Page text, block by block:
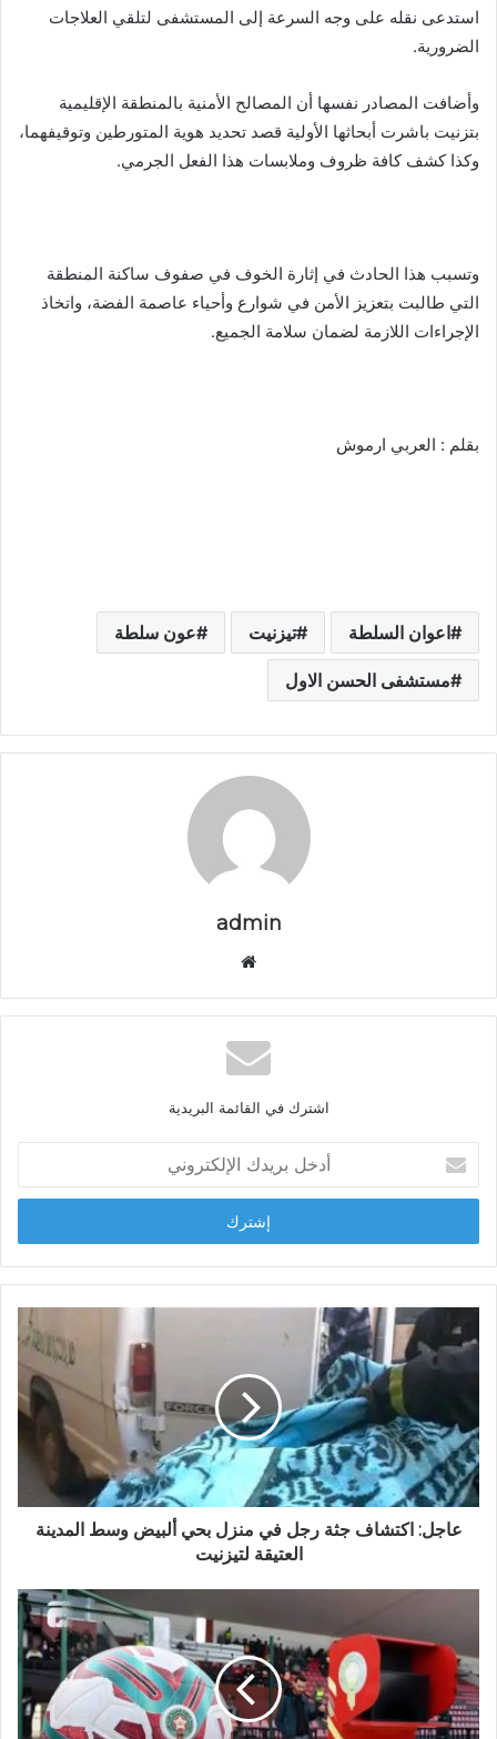
استدعى نقله على وجه السرعة إلى المستشفى لتلقي العلاجات
الضرورية.
وأضافت المصادر نفسها أن المصالح الأمنية بالمنطقة الإقليمية
بتزنيت باشرت أبحاثها الأولية قصد تحديد هوية المتورطين وتوقيفهما،
وكذا كشف كافة ظروف وملابسات هذا الفعل الجرمي.
وتسبب هذا الحادث في إثارة الخوف في صفوف ساكنة المنطقة
التي طالبت بتعزيز الأمن في شوارع وأحياء عاصمة الفضة، واتخاذ
الإجراءات اللازمة لضمان سلامة الجميع.
بقلم : العربي ارموش
اعوان السلطة تيزنيت عون سلطة
مستشفى الحسن الاول
admin
ق
ع
ا
ي
ب
اشترك في القائمة البريدية
خ
ب
ر
ك
ل
ك
ت
عاجل: اكتشاف جثة رجل في منزل بحي ألبيض وسط المدينة
العتيقة لتيزنيت